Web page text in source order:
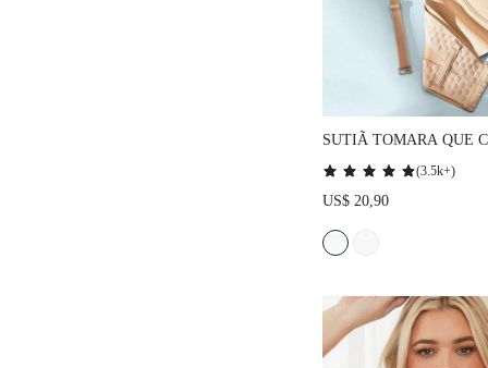
SUTIÃ TOMARA QUE
SUSTENTAÇÃO
LINGERIE COMO
SUTIÃ BÁSICO NUDE,
CASAMENTO MEIO
(3.5k+)
US$ 20,90